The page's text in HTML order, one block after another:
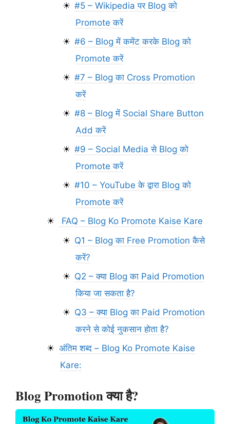
#5 – Wikipedia पर Blog को
Promote करें
#6 – Blog में कमेंट करके Blog को
Promote करें
#7 – Blog का Cross Promotion
करें
#8 – Blog में Social Share Button
Add करें
#9 – Social Media से Blog को
Promote करें
#10 – YouTube के द्वारा Blog को
Promote करें
FAQ – Blog Ko Promote Kaise Kare
Q1 – Blog का Free Promotion कैसे
करें?
Q2 – क्या Blog का Paid Promotion
किया जा सकता है?
Q3 – क्या Blog का Paid Promotion
करने से कोई नुकसान होता है?
अंतिम शब्द – Blog Ko Promote Kaise
Kare:
Blog Promotion क्या है?